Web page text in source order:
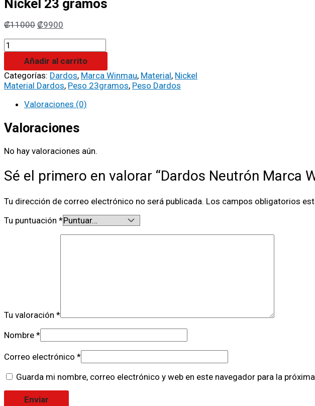
Nickel 23 gramos
₡11000 ₡9900
Añadir al carrito
Categorías: Dardos, Marca Winmau, Material, Nickel
Material Dardos, Peso 23gramos, Peso Dardos
Valoraciones (0)
Valoraciones
No hay valoraciones aún.
Sé el primero en valorar “Dardos Neutrón Marca
Tu dirección de correo electrónico no será publicada. Los campos obligatorios
Tu puntuación *
Tu valoración *
Nombre *
Correo electrónico *
Guarda mi nombre, correo electrónico y web en este navegador para la